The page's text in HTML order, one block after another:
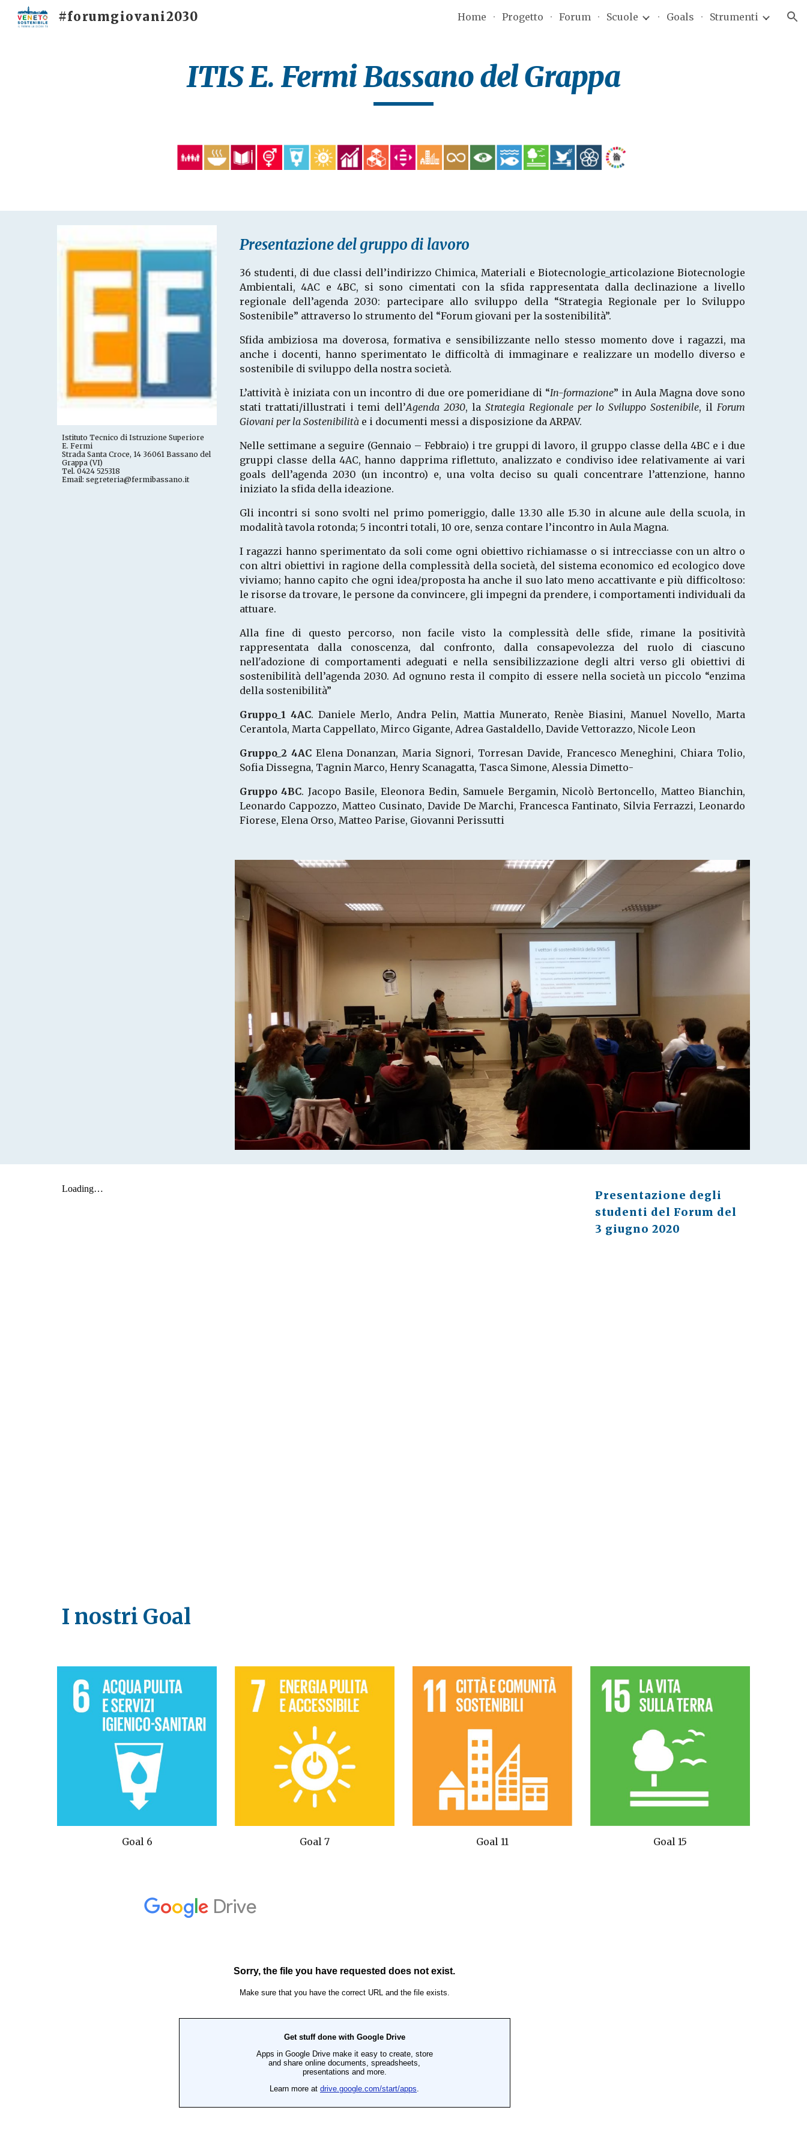
Skip to navigation
#forumgiovani2030 Home Progetto Forum Scuole Goals Strumenti
ITIS E. Fermi Bassano del Grappa
Istituto Tecnico di Istruzione Superiore
E. Fermi
Strada Santa Croce, 14 36061 Bassano del
Grappa (VI)
Tel. 0424 525318
Email: segreteria@fermibassano.it
Presentazione del gruppo di lavoro
36 studenti, di due classi dell’indirizzo Chimica, Materiali e Biotecnologie_articolazione Biotecnologie
Ambientali, 4AC e 4BC, si sono cimentati con la sfida rappresentata dalla declinazione a livello
regionale dell’agenda 2030: partecipare allo sviluppo della “Strategia Regionale per lo Sviluppo
Sostenibile” attraverso lo strumento del “Forum giovani per la sostenibilità”.
Sfida ambiziosa ma doverosa, formativa e sensibilizzante nello stesso momento dove i ragazzi, ma
anche i docenti, hanno sperimentato le difficoltà di immaginare e realizzare un modello diverso e
sostenibile di sviluppo della nostra società.
L’attività è iniziata con un incontro di due ore pomeridiane di “In-formazione” in Aula Magna dove sono
stati trattati/illustrati i temi dell’Agenda 2030, laStrategia Regionale per lo Sviluppo Sostenibile, ilForum
Giovani per la Sostenibilitàe i documenti messi a disposizione da ARPAV.
Nelle settimane a seguire (Gennaio – Febbraio) i tre gruppi di lavoro, il gruppo classe della 4BC e i due
gruppi classe della 4AC, hanno dapprima riflettuto, analizzato e condiviso idee relativamente ai vari
goals dell’agenda 2030 (un incontro) e, una volta deciso su quali concentrare l’attenzione, hanno
iniziato la sfida della ideazione.
Gli incontri si sono svolti nel primo pomeriggio, dalle 13.30 alle 15.30 in alcune aule della scuola, in
modalità tavola rotonda; 5 incontri totali, 10 ore, senza contare l’incontro in Aula Magna.
I ragazzi hanno sperimentato da soli come ogni obiettivo richiamasse o si intrecciasse con un altro o
con altri obiettivi in ragione della complessità della società, del sistema economico ed ecologico dove
viviamo; hanno capito che ogni idea/proposta ha anche il suo lato meno accattivante e più difficoltoso:
le risorse da trovare, le persone da convincere, gli impegni da prendere, i comportamenti individuali da
attuare.
Alla fine di questo percorso, non facile visto la complessità delle sfide, rimane la positività
rappresentata dalla conoscenza, dal confronto, dalla consapevolezza del ruolo di ciascuno
nell'adozione di comportamenti adeguati e nella sensibilizzazione degli altri verso gli obiettivi di
sostenibilità dell’agenda 2030. Ad ognuno resta il compito di essere nella società un piccolo “enzima
della sostenibilità”
Gruppo_1 4AC. Daniele Merlo, Andra Pelin, Mattia Munerato, Renèe Biasini, Manuel Novello, Marta
Cerantola, Marta Cappellato, Mirco Gigante, Adrea Gastaldello, Davide Vettorazzo, Nicole Leon
Gruppo_2 4ACElena Donanzan, Maria Signori, Torresan Davide, Francesco Meneghini, Chiara Tolio,
Sofia Dissegna, Tagnin Marco, Henry Scanagatta, Tasca Simone, Alessia Dimetto-
Gruppo 4BC. Jacopo Basile, Eleonora Bedin, Samuele Bergamin, Nicolò Bertoncello, Matteo Bianchin,
Leonardo Cappozzo, Matteo Cusinato, Davide De Marchi, Francesca Fantinato, Silvia Ferrazzi, Leonardo
Fiorese, Elena Orso, Matteo Parise, Giovanni Perissutti
Presentazione degli
studenti del Forum del
3 giugno 2020
I nostri Goal
Goal 6 Goal 7 Goal 11 Goal 15